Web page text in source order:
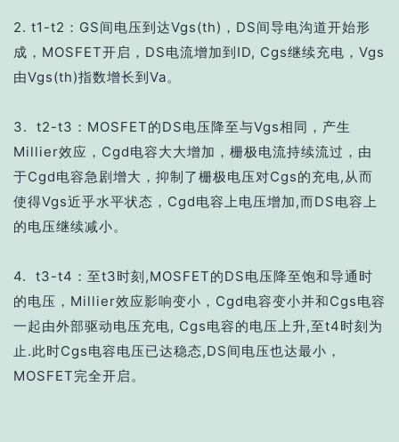
2. t1-t2：GS间电压到达Vgs(th)，DS间导电沟道开始形
成，MOSFET开启，DS电流增加到ID, Cgs继续充电，Vgs
由Vgs(th)指数增长到Va。
3. t2-t3：MOSFET的DS电压降至与Vgs相同，产生
Millier效应，Cgd电容大大增加，栅极电流持续流过，由
于Cgd电容急剧增大，抑制了栅极电压对Cgs的充电,从而
使得Vgs近乎水平状态，Cgd电容上电压增加,而DS电容上
的电压继续减小。
4. t3-t4：至t3时刻,MOSFET的DS电压降至饱和导通时
的电压，Millier效应影响变小，Cgd电容变小并和Cgs电容
一起由外部驱动电压充电, Cgs电容的电压上升,至t4时刻为
止.此时Cgs电容电压已达稳态,DS间电压也达最小，
MOSFET完全开启。